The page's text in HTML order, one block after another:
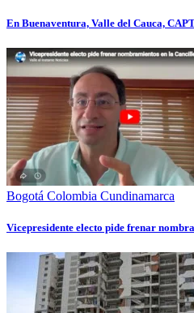
En Buenaventura, Valle del Cauca,
Bogotá Colombia Cundinamarca
Vicepresidente electo pide frenar